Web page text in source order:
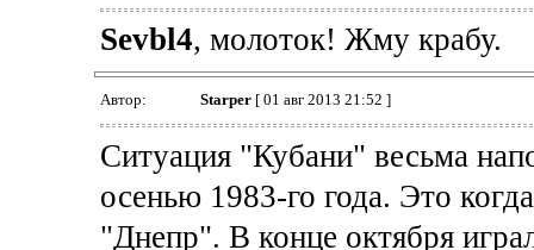
Sevbl4, молоток! Жму крабу.
Автор: Starper[ 01 авг 2013 21:52 ]
Ситуация "Кубани" весьма
осенью 1983-го года. Это
"Днепр". В конце октября